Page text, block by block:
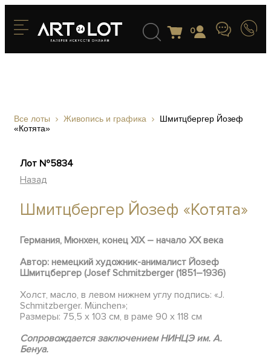
0
Все лоты Живопись и графика
Шмитцбергер Йозеф
«Котята»
Лот №5834
Назад
Шмитцбергер Йозеф «Котята»
Германия, Мюнхен, конец XIX – начало ХХ века
Автор: немецкий художник-анималист Йозеф
Шмитцбергер (Josef Schmitzberger (1851–1936)
Холст, масло, в левом нижнем углу подпись: «J.
Schmitzberger. München»;
Размеры: 75,5 х 103 см, в раме 90 х 118 см
Сопровождается заключением НИНЦЭ им. А.
Бенуа.